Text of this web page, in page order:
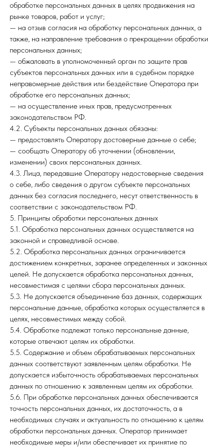
обработке персональных данных в целях продвижения на
рынке товаров, работ и услуг;
— на отзыв согласия на обработку персональных данных, а
также, на направление требования о прекращении обработки
персональных данных;
— обжаловать в уполномоченный орган по защите прав
субъектов персональных данных или в судебном порядке
неправомерные действия или бездействие Оператора при
обработке его персональных данных;
— на осуществление иных прав, предусмотренных
законодательством РФ.
4.2. Субъекты персональных данных обязаны:
— предоставлять Оператору достоверные данные о себе;
— сообщать Оператору об уточнении (обновлении,
изменении) своих персональных данных.
4.3. Лица, передавшие Оператору недостоверные сведения
о себе, либо сведения о другом субъекте персональных
данных без согласия последнего, несут ответственность в
соответствии с законодательством РФ.
5. Принципы обработки персональных данных
5.1. Обработка персональных данных осуществляется на
законной и справедливой основе.
5.2. Обработка персональных данных ограничивается
достижением конкретных, заранее определенных и законных
целей. Не допускается обработка персональных данных,
несовместимая с целями сбора персональных данных.
5.3. Не допускается объединение баз данных, содержащих
персональные данные, обработка которых осуществляется в
целях, несовместимых между собой.
5.4. Обработке подлежат только персональные данные,
которые отвечают целям их обработки.
5.5. Содержание и объем обрабатываемых персональных
данных соответствуют заявленным целям обработки. Не
допускается избыточность обрабатываемых персональных
данных по отношению к заявленным целям их обработки.
5.6. При обработке персональных данных обеспечивается
точность персональных данных, их достаточность, а в
необходимых случаях и актуальность по отношению к целям
обработки персональных данных. Оператор принимает
необходимые меры и/или обеспечивает их принятие по